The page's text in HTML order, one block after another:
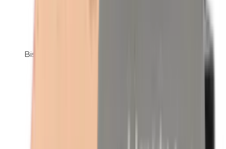
Bismuthoxychloride